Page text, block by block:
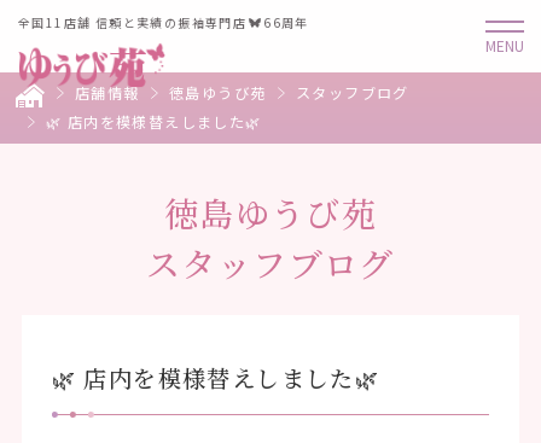
全国11店舗 信頼と実績の振袖専門店 66周年
店舗情報 徳島ゆうび苑
スタッフブログ
🌿 店内を模様替えしました🌿
徳島ゆうび苑
スタッフブログ
🌿 店内を模様替えしました🌿